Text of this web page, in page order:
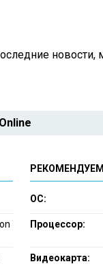
ОС:
Процессор:
Видеокарта: